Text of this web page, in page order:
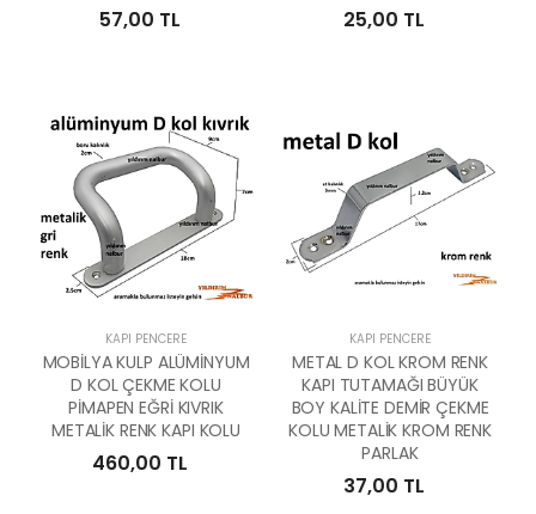
57,00 TL 25,00 TL
KAPI PENCERE
MOBİLYA KULP ALÜMİNYUM
D KOL ÇEKME KOLU
PİMAPEN EĞRİ KIVRIK
METALİK RENK KAPI KOLU
460,00 TL
KAPI PENCERE
METAL D KOL KROM RENK
KAPI TUTAMAĞI BÜYÜK
BOY KALİTE DEMİR ÇEKME
KOLU METALİK KROM RENK
PARLAK
37,00 TL